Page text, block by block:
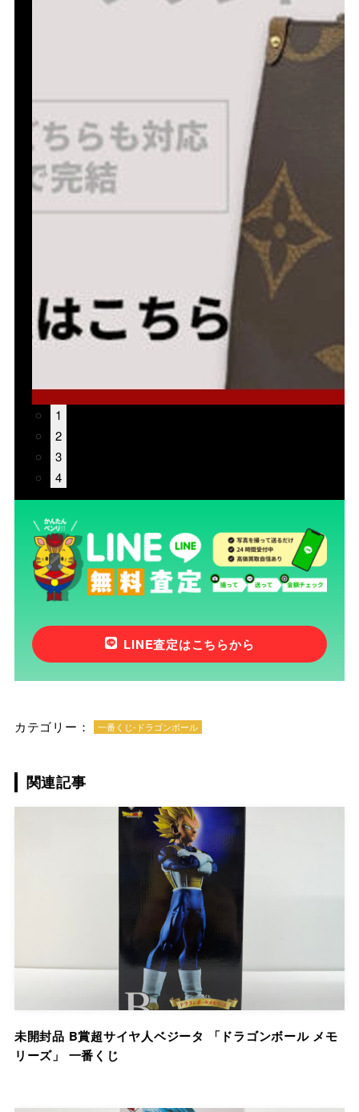
1
2
3
4
LINE査定はこちらから
カテゴリー： 一番くじ-ドラゴンボール
関連記事
未開封品 B賞超サイヤ人ベジータ 「ドラゴンボール メモ
リーズ」 一番くじ